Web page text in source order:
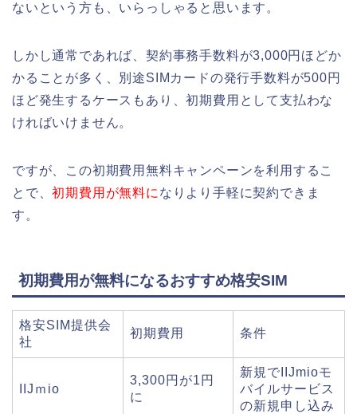
ないという方も、いらっしゃると思います。
しかし通常であれば、契約事務手数料が3,000円ほどか
かることが多く、別途SIMカードの発行手数料が500円
ほど発生するケースもあり、初期費用として支払わな
ければいけません。
ですが、この初期費用無料キャンペーンを利用するこ
とで、初期費用が無料に なりより手軽に契約できま
す。
初期費用が無料になるおすすめ格安SIM
格安SIM提供会
社
初期費用 条件
IIJｍio
3,300円が1円
に
新規でIIJmioモ
バイルサービス
の新規申し込み